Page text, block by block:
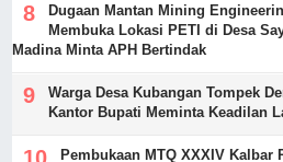
Dugaan Mantan Mining
Membuka Lokasi PETI di Desa
Madina Minta APH Bertindak
Warga Desa Kubangan Tompek
Kantor Bupati Meminta Keadilan
Pembukaan MTQ XXXIV Kalbar